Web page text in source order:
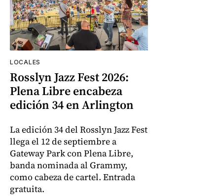
LOCALES
Rosslyn Jazz Fest 2026:
Plena Libre encabeza
edición 34 en Arlington
La edición 34 del Rosslyn Jazz Fest
llega el 12 de septiembre a
Gateway Park con Plena Libre,
banda nominada al Grammy,
como cabeza de cartel. Entrada
gratuita.